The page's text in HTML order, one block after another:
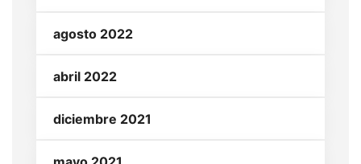
agosto 2022
abril 2022
diciembre 2021